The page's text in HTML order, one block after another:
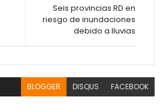
Seis provincias RD en
riesgo de inundaciones
debido a lluvias
BLOGGER DISQUS FACEBOOK